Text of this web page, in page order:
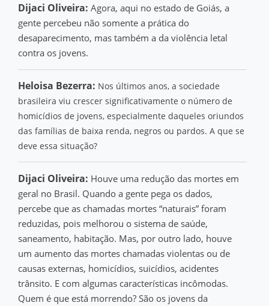
Dijaci Oliveira: Agora, aqui no estado de Goiás, a
gente percebeu não somente a prática do
desaparecimento, mas também a da violência letal
contra os jovens.
Heloisa Bezerra: Nos últimos anos, a sociedade
brasileira viu crescer significativamente o número de
homicídios de jovens, especialmente daqueles oriundos
das famílias de baixa renda, negros ou pardos. A que se
deve essa situação?
Dijaci Oliveira: Houve uma redução das mortes em
geral no Brasil. Quando a gente pega os dados,
percebe que as chamadas mortes “naturais” foram
reduzidas, pois melhorou o sistema de saúde,
saneamento, habitação. Mas, por outro lado, houve
um aumento das mortes chamadas violentas ou de
causas externas, homicídios, suicídios, acidentes
trânsito. E com algumas características incômodas.
Quem é que está morrendo? São os jovens da